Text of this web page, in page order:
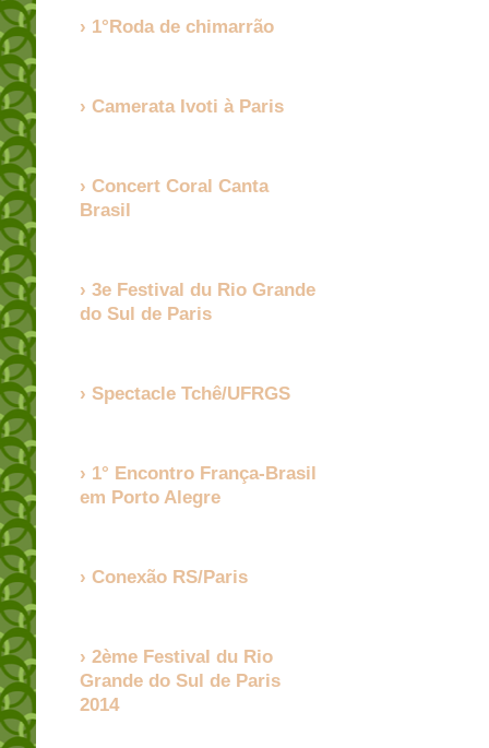
1°Roda de chimarrão
Camerata Ivoti à Paris
Concert Coral Canta
Brasil
3e Festival du Rio Grande
do Sul de Paris
Spectacle Tchê/UFRGS
1° Encontro França-Brasil
em Porto Alegre
Conexão RS/Paris
2ème Festival du Rio
Grande do Sul de Paris
2014